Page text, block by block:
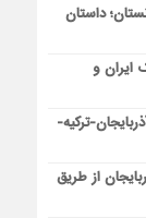
داستان
ایران و
ترکیه-
از طریق